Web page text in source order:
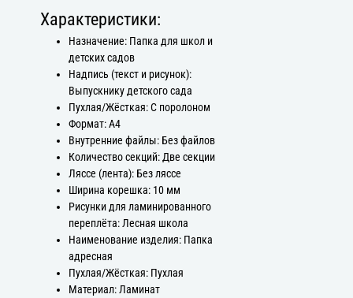
Характеристики:
Назначение: Папка для школ и
детских садов
Надпись (текст и рисунок):
Выпускнику детского сада
Пухлая/Жёсткая: С поролоном
Формат: А4
Внутренние файлы: Без файлов
Количество секций: Две секции
Ляссе (лента): Без ляссе
Ширина корешка: 10 мм
Рисунки для ламинированного
переплёта: Лесная школа
Наименование изделия: Папка
адресная
Пухлая/Жёсткая: Пухлая
Материал: Ламинат